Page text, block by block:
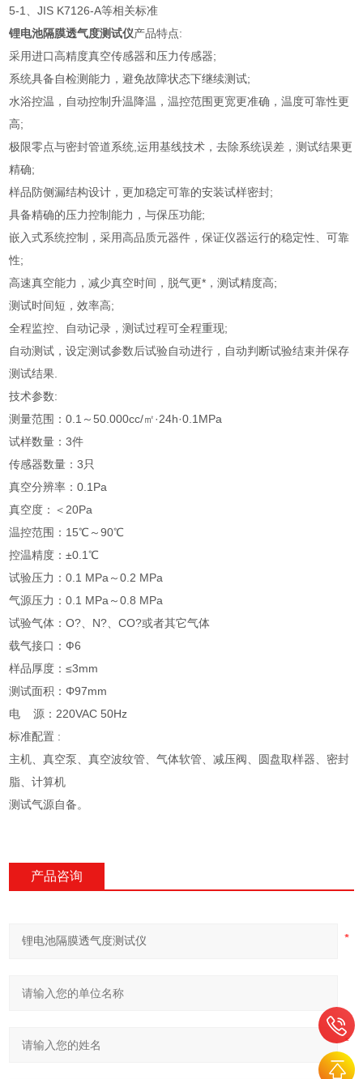
5-1、JIS K7126-A等相关标准
锂电池隔膜透气度测试仪产品特点:
采用进口高精度真空传感器和压力传感器;
系统具备自检测能力，避免故障状态下继续测试;
水浴控温，自动控制升温降温，温控范围更宽更准确，温度可靠性更
高;
极限零点与密封管道系统,运用基线技术，去除系统误差，测试结果更
精确;
样品防侧漏结构设计，更加稳定可靠的安装试样密封;
具备精确的压力控制能力，与保压功能;
嵌入式系统控制，采用高品质元器件，保证仪器运行的稳定性、可靠
性;
高速真空能力，减少真空时间，脱气更*，测试精度高;
测试时间短，效率高;
全程监控、自动记录，测试过程可全程重现;
自动测试，设定测试参数后试验自动进行，自动判断试验结束并保存
测试结果.
技术参数:
测量范围：0.1～50.000cc/㎡·24h·0.1MPa
试样数量：3件
传感器数量：3只
真空分辨率：0.1Pa
真空度：＜20Pa
温控范围：15℃～90℃
控温精度：±0.1℃
试验压力：0.1 MPa～0.2 MPa
气源压力：0.1 MPa～0.8 MPa
试验气体：O?、N?、CO?或者其它气体
载气接口：Ф6
样品厚度：≤3mm
测试面积：Φ97mm
电 源：220VAC 50Hz
标准配置 :
主机、真空泵、真空波纹管、气体软管、减压阀、圆盘取样器、密封
脂、计算机
测试气源自备。
产品咨询